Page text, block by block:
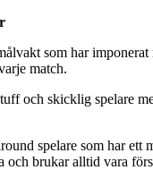
som har
match.
och skicklig spelare
spelare som har ett
och brukar alltid vara